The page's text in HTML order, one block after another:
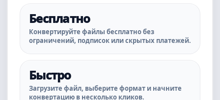
Бесплатно
Конвертируйте файлы бесплатно без
ограничений, подписок или скрытых платежей.
Быстро
Загрузите файл, выберите формат и начните
конвертацию в несколько кликов.